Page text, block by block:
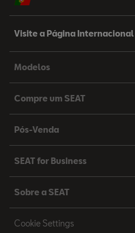
Visite a Página Internacional
Modelos
Compre um SEAT
Pós-Venda
SEAT for Business
Sobre a SEAT
Cookie Settings